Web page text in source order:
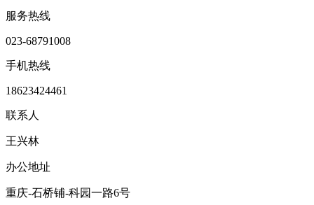
服务热线
023-68791008
手机热线
18623424461
联系人
王兴林
办公地址
重庆-石桥铺-科园一路6号